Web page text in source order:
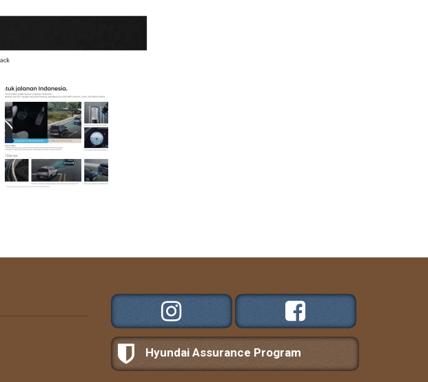
Hyundai Assurance Program